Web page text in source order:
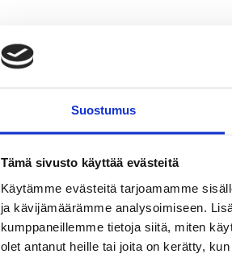
Suostumus
Tämä sivusto käyttää evästeitä
Käytämme evästeitä tarjoamamme
ja kävijämäärämme analysoimiseen.
kumppaneillemme tietoja siitä, miten
olet antanut heille tai joita on kerätty,